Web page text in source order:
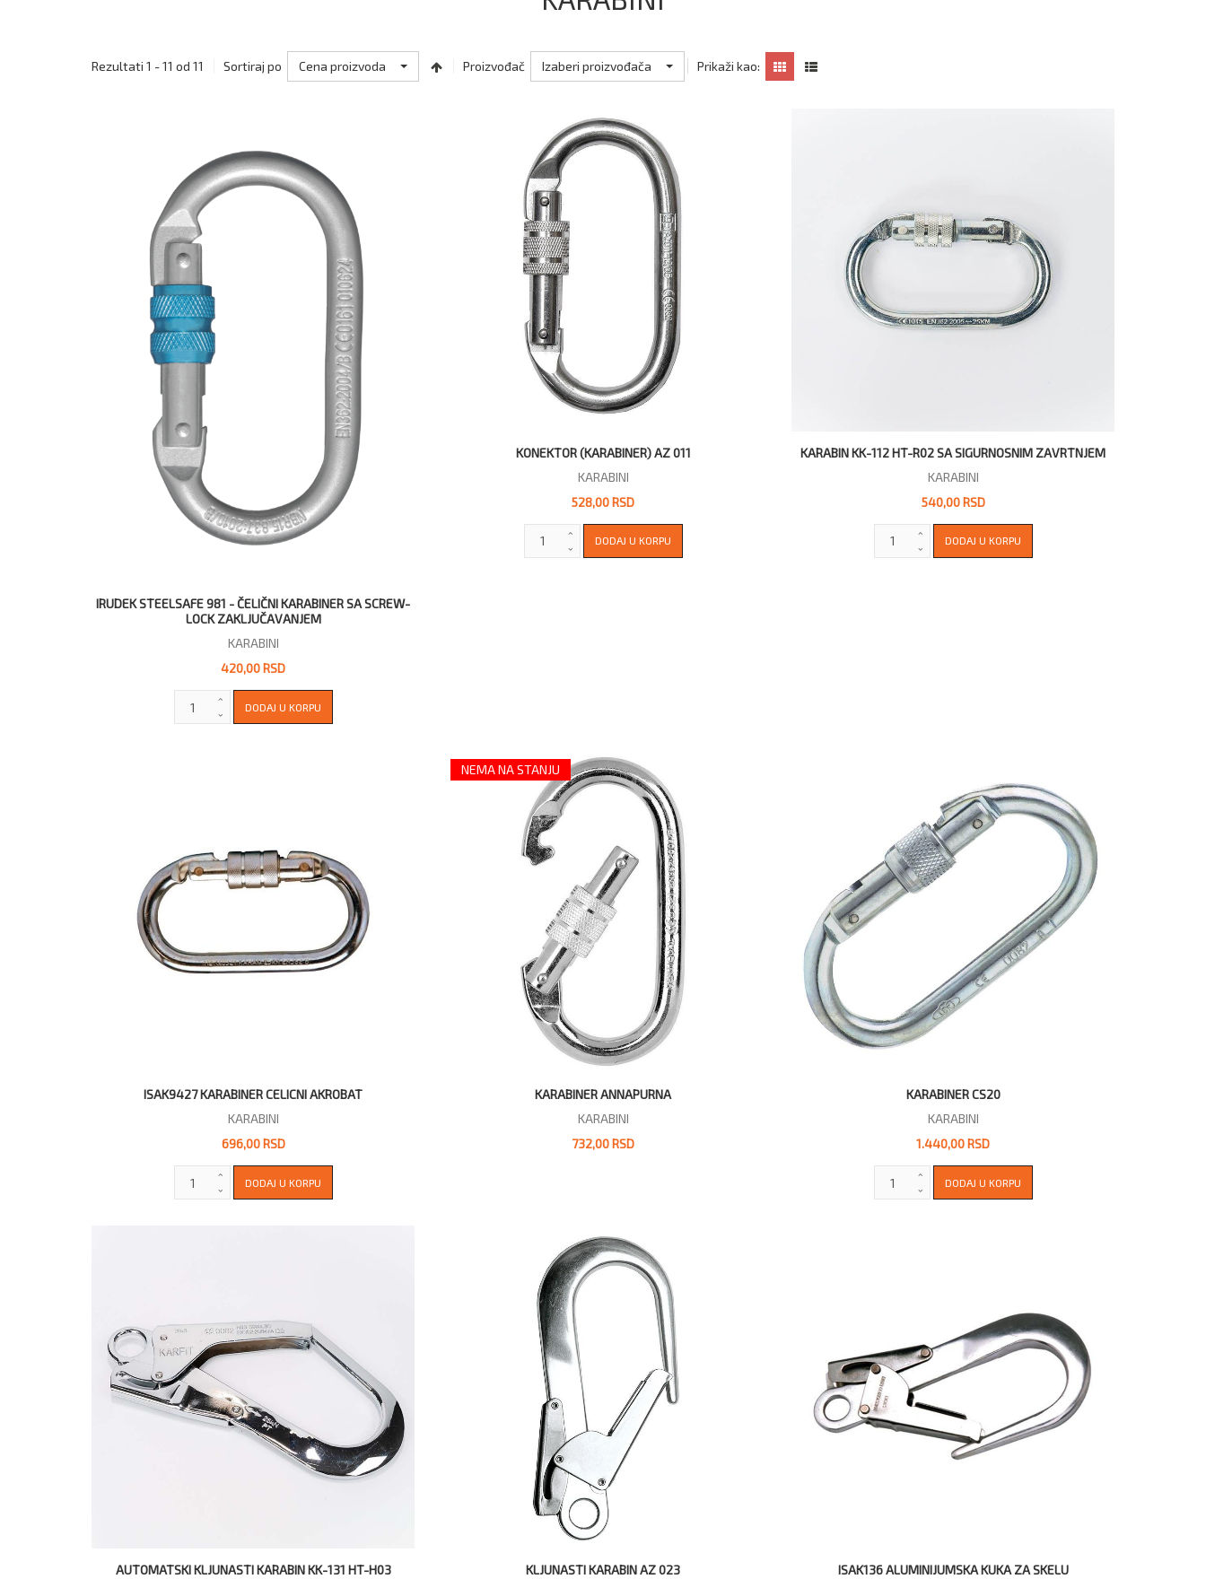
Rezultati 1 - 11 od 11 Sortiraj po Cena proizvoda Proizvođač Izaberi proizvođača Prikaži kao:
IRUDEK STEELSAFE 981 - ČELIČNI KARABINER SA SCREW-
LOCK ZAKLJUČAVANJEM
KARABINI
420,00 RSD
KONEKTOR (KARABINER) AZ 011
KARABINI
528,00 RSD
KARABIN KK-112 HT-R02 SA SIGURNOSNIM ZAVRTNJEM
KARABINI
540,00 RSD
ISAK9427 KARABINER CELICNI AKROBAT
KARABINI
696,00 RSD
NEMA NA STANJU
KARABINER ANNAPURNA
KARABINI
732,00 RSD
KARABINER CS20
KARABINI
1.440,00 RSD
AUTOMATSKI KLJUNASTI KARABIN KK-131 HT-H03
KLJUNASTI KARABIN AZ 023
ISAK136 ALUMINIJUMSKA KUKA ZA SKELU